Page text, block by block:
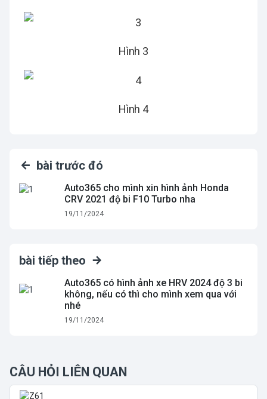
Hình 3
Hình 4
bài trước đó
Auto365 cho mình xin hình ảnh Honda
CRV 2021 độ bi F10 Turbo nha
19/11/2024
bài tiếp theo
Auto365 có hình ảnh xe HRV 2024 độ 3 bi
không, nếu có thì cho mình xem qua với
nhé
19/11/2024
CÂU HỎI LIÊN QUAN